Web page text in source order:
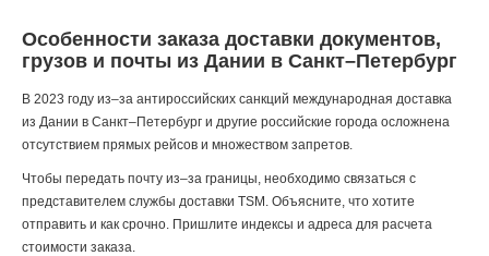
Особенности заказа доставки документов,
грузов и почты из Дании в Санкт–Петербург
В 2023 году из–за антироссийских санкций международная доставка
из Дании в Санкт–Петербург и другие российские города осложнена
отсутствием прямых рейсов и множеством запретов.
Чтобы передать почту из–за границы, необходимо связаться с
представителем службы доставки TSM. Объясните, что хотите
отправить и как срочно. Пришлите индексы и адреса для расчета
стоимости заказа.